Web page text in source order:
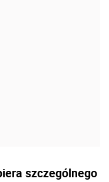
szczególnego